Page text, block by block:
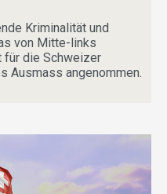
Kriminalität und
von Mitte-links
für die Schweizer
Ausmass angenommen.